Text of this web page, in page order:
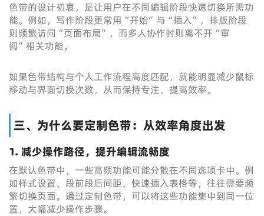
色带的设计初衷，是让用户在不同编辑阶段快速切换所需功
能。例如，写作阶段更常用“开始”与“插入”，排版阶段
则频繁访问“页面布局”，而多人协作时则离不开“审
阅”相关功能。
如果色带结构与个人工作流程高度匹配，就能明显减少鼠标
移动与界面切换次数，从而保持专注，提高效率。
三、为什么要定制色带：从效率角度出发
1. 减少操作路径，提升编辑流畅度
在默认色带中，一些高频功能可能分散在不同选项卡中。例
如样式设置、段前段后间距、快速插入表格等，往往需要频
繁切换页面。通过定制色带，可以将这些功能集中到同一位
置，大幅减少操作步骤。